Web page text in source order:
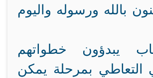
بالله ورسوله واليوم
يبدؤون خطواتهم
التعاطي بمرحلة يمكن